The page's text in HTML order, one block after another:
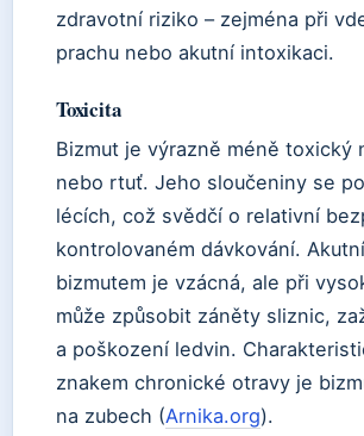
zdravotní riziko – zejména při
prachu nebo akutní intoxikaci.
Toxicita
Bizmut je výrazně méně toxický
nebo rtuť. Jeho sloučeniny se
lécích, což svědčí o relativní
kontrolovaném dávkování.
bizmutem je vzácná, ale při
může způsobit záněty sliznic,
a poškození ledvin.
znakem chronické otravy je
na zubech (Arnika.org).